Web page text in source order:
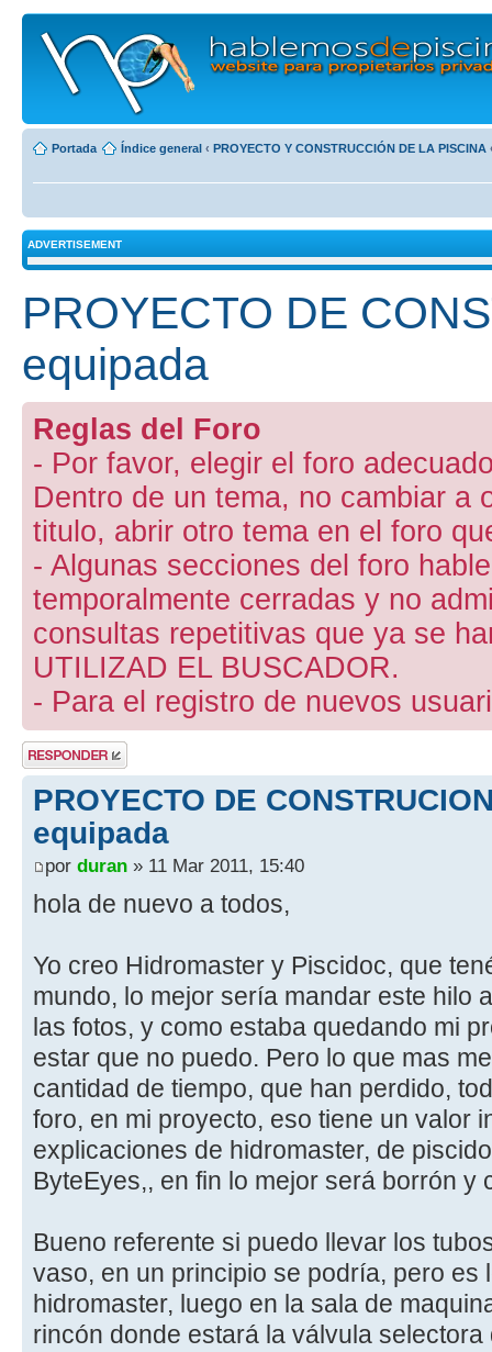
Portada Índice general ‹ PROYECTO Y CONSTRUCCIÓN DE LA PISCINA
ADVERTISEMENT
PROYECTO DE
equipada
Reglas del Foro
- Por favor, elegir el foro
Dentro de un tema, no cambiar a
titulo, abrir otro tema en el foro
- Algunas secciones del foro
temporalmente cerradas y no
consultas repetitivas que ya se
UTILIZAD EL BUSCADOR.
- Para el registro de nuevos
Publicar una
respuesta
PROYECTO DE
equipada
por duran » 11 Mar 2011, 15:40
hola de nuevo a todos,
Yo creo Hidromaster y Piscidoc, que
mundo, lo mejor sería mandar este hilo
las fotos, y como estaba quedando mi
estar que no puedo. Pero lo que mas
cantidad de tiempo, que han perdido,
foro, en mi proyecto, eso tiene un valor
explicaciones de hidromaster, de
ByteEyes,, en fin lo mejor será borrón y
Bueno referente si puedo llevar los
vaso, en un principio se podría, pero es
hidromaster, luego en la sala de
rincón donde estará la válvula